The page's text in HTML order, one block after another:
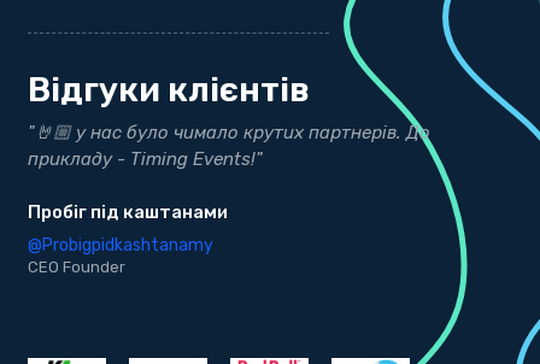
Відгуки клієнтів
крутих партнерів. До
Events!"
"Дякуємо нашим
результати"